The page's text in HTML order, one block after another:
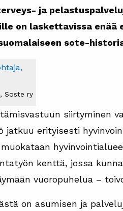
ja
on laskettavissa enää
sote-
Soste ry
siirtyminen
jatkuu erityisesti
kenttä, jossa
vuoropuhelua –
on asumisen ja